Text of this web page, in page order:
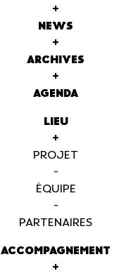
+
NEWS
+
ARCHIVES
+
AGENDA
LIEU
+
PROJET
-
ÉQUIPE
-
PARTENAIRES
ACCOMPAGNEMENT
+